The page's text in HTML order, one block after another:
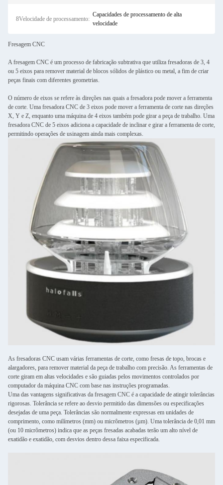
8Velocidade de processamento:
Capacidades de processamento de alta
velocidade
Fresagem CNC
A fresagem CNC é um processo de fabricação subtrativa que utiliza fresadoras de 3, 4
ou 5 eixos para remover material de blocos sólidos de plástico ou metal, a fim de criar
peças finais com diferentes geometrias.
O número de eixos se refere às direções nas quais a fresadora pode mover a ferramenta
de corte. Uma fresadora CNC de 3 eixos pode mover a ferramenta de corte nas direções
X, Y e Z, enquanto uma máquina de 4 eixos também pode girar a peça de trabalho. Uma
fresadora CNC de 5 eixos adiciona a capacidade de inclinar e girar a ferramenta de corte,
permitindo operações de usinagem ainda mais complexas.
As fresadoras CNC usam várias ferramentas de corte, como fresas de topo, brocas e
alargadores, para remover material da peça de trabalho com precisão. As ferramentas de
corte giram em altas velocidades e são guiadas pelos movimentos controlados por
computador da máquina CNC com base nas instruções programadas.
Uma das vantagens significativas da fresagem CNC é a capacidade de atingir tolerâncias
rigorosas. Tolerância se refere ao desvio permitido das dimensões ou especificações
desejadas de uma peça. Tolerâncias são normalmente expressas em unidades de
comprimento, como milímetros (mm) ou micrômetros (µm). Uma tolerância de 0,01 mm
(ou 10 micrômetros) indica que as peças fresadas acabadas terão um alto nível de
exatidão e exatidão, com desvios dentro dessa faixa especificada.